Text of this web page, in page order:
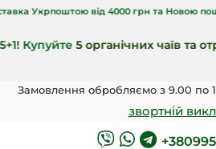
від 4000 грн та Новою поштою
5 органічних чаїв та
Замовлення обробляємо з 9.00 по
звортній